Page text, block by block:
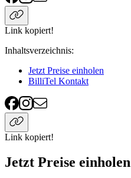
Link kopiert!
Inhaltsverzeichnis:
Jetzt Preise einholen
BilliTel Kontakt
Link kopiert!
Jetzt Preise einholen